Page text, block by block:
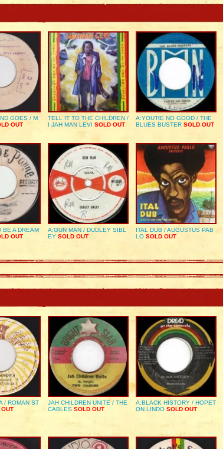
GOES / M
OUT
TELL IT TO THE CHILDREN /
I JAH MAN LEVI SOLD OUT
A:YOU’RE NO GOOD / THE
BLUES BUSTER SOLD OUT
BE A DREAM
OUT
A:GUN MAN / DUDLEY SIBL
EY SOLD OUT
ITAL DUB / AUGUSTUS PAB
LO SOLD OUT
/ ROMAN ST
JAH CHILDREN UNITE / THE
CABLES SOLD OUT
A:BLACK HISTORY / HOPET
ON LINDO SOLD OUT